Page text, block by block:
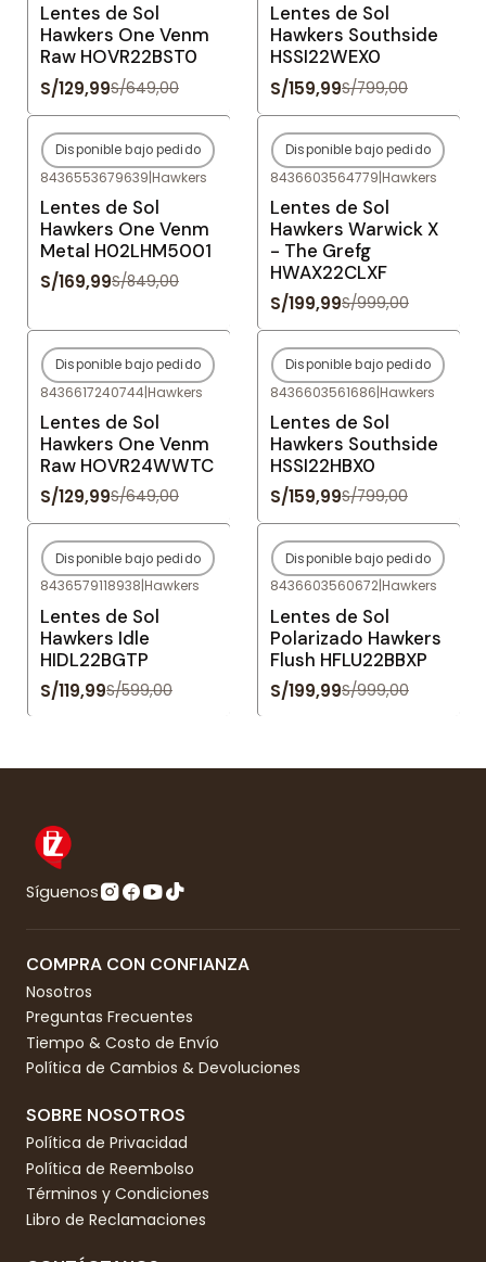
Lentes de Sol
Hawkers One Venm
Raw HOVR22BST0
S/129,99S/649,00
Lentes de Sol
Hawkers Southside
HSSI22WEX0
S/159,99S/799,00
-80%OFF
Agotado
Disponible bajo pedido
8436553679639|Hawkers
Lentes de Sol
Hawkers One Venm
Metal H02LHM5001
S/169,99S/849,00
-80%OFF
Agotado
Disponible bajo pedido
8436603564779|Hawkers
Lentes de Sol
Hawkers Warwick X
- The Grefg
HWAX22CLXF
S/199,99S/999,00
-80%OFF
Agotado
Disponible bajo pedido
8436617240744|Hawkers
Lentes de Sol
Hawkers One Venm
Raw HOVR24WWTC
S/129,99S/649,00
-80%OFF
Agotado
Disponible bajo pedido
8436603561686|Hawkers
Lentes de Sol
Hawkers Southside
HSSI22HBX0
S/159,99S/799,00
-80%OFF
Agotado
Disponible bajo pedido
8436579118938|Hawkers
Lentes de Sol
Hawkers Idle
HIDL22BGTP
S/119,99S/599,00
-80%OFF
Agotado
Disponible bajo pedido
8436603560672|Hawkers
Lentes de Sol
Polarizado Hawkers
Flush HFLU22BBXP
S/199,99S/999,00
Síguenos
COMPRA CON CONFIANZA
Nosotros
Preguntas Frecuentes
Tiempo & Costo de Envío
Política de Cambios & Devoluciones
SOBRE NOSOTROS
Política de Privacidad
Política de Reembolso
Términos y Condiciones
Libro de Reclamaciones